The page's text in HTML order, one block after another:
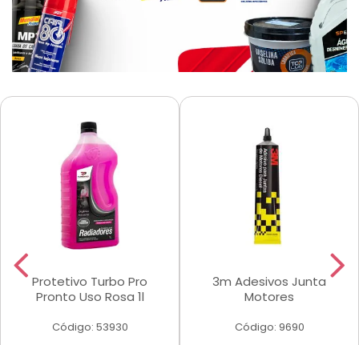
Protetivo Turbo Pro
Pronto Uso Rosa 1l
Código: 53930
3m Adesivos Junta
Motores
Código: 9690